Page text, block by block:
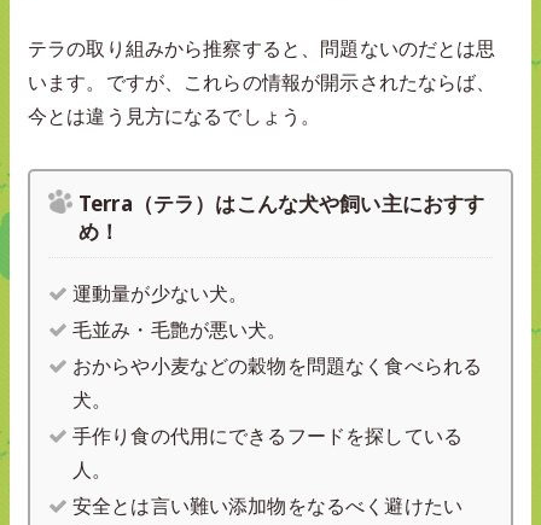
テラの取り組みから推察すると、問題ないのだとは思
います。ですが、これらの情報が開示されたならば、
今とは違う見方になるでしょう。
Terra（テラ）はこんな犬や飼い主におすす
め！
運動量が少ない犬。
毛並み・毛艶が悪い犬。
おからや小麦などの穀物を問題なく食べられる
犬。
手作り食の代用にできるフードを探している
人。
安全とは言い難い添加物をなるべく避けたい